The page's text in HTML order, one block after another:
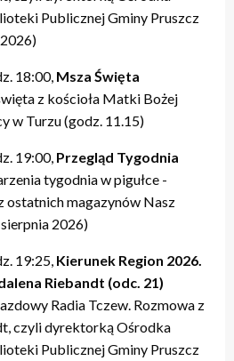
Publicznej Gminy Pruszcz
18:00, Msza Święta
z kościoła Matki Bożej
w Turzu (godz. 11.15)
19:00, Przegląd Tygodnia
tygodnia w pigułce -
ostatnich magazynów Nasz
2026)
19:25, Kierunek Region 2026.
Riebandt (odc. 21)
Radia Tczew. Rozmowa z
czyli dyrektorką Ośrodka
Publicznej Gminy Pruszcz